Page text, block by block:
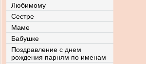
Любимому
Сестре
Маме
Бабушке
Поздравление с днем
рождения парням по именам